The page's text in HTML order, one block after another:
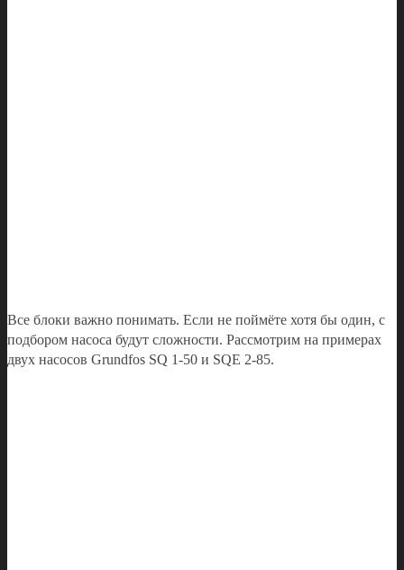
Все блоки важно понимать. Если не поймёте хотя бы один, с
подбором насоса будут сложности. Рассмотрим на примерах
двух насосов Grundfos SQ 1-50 и SQE 2-85.